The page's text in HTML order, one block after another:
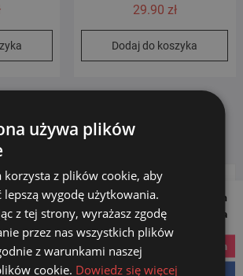
29.90 zł
Dodaj do koszyka
PRODUKTÓW Follow us on
Social Media
instagram
używa plików
korzysta z plików cookie, aby
lepszą wygodę użytkowania.
z tej strony, wyrażasz zgodę
przez nas wszystkich plików
z warunkami naszej
cookie. Dowiedz się więcej